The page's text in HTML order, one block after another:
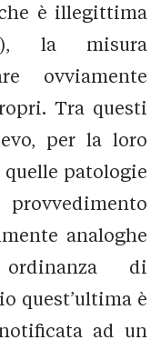
è illegittima
la misura
ovviamente
Tra questi
per la loro
patologie
analoghe
di
quest’ultima è
ad un